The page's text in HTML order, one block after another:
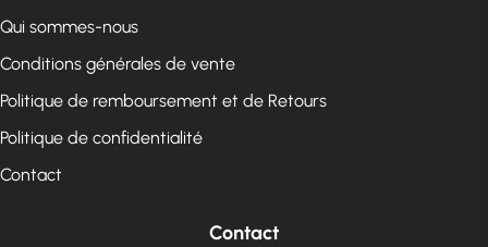
Qui sommes-nous
Conditions générales de vente
Politique de remboursement et de Retours
Politique de confidentialité
Contact
Contact